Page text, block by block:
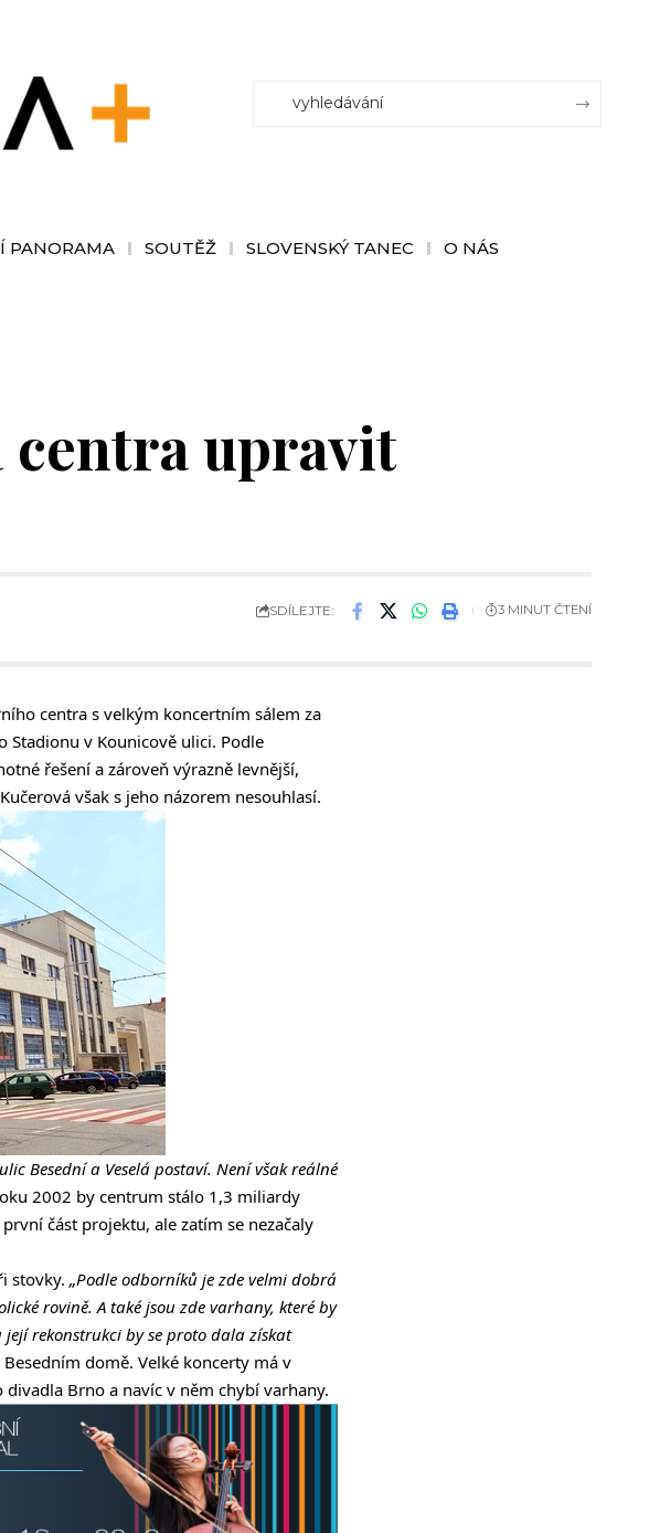
PANORAMA SOUTĚŽ SLOVENSKÝ TANEC O NÁS
centra upravit
SDÍLEJTE: 3 MINUT ČTENÍ
centra s velkým koncertním sálem za
v Kounicově ulici. Podle
řešení a zároveň výrazně levnější,
však s jeho názorem nesouhlasí.
Besední a Veselá postaví. Není však reálné
2002 by centrum stálo 1,3 miliardy
část projektu, ale zatím se nezačaly
stovky. „Podle odborníků je zde velmi dobrá
rovině. A také jsou zde varhany, které by
rekonstrukci by se proto dala získat
domě. Velké koncerty má v
Brno a navíc v něm chybí varhany.